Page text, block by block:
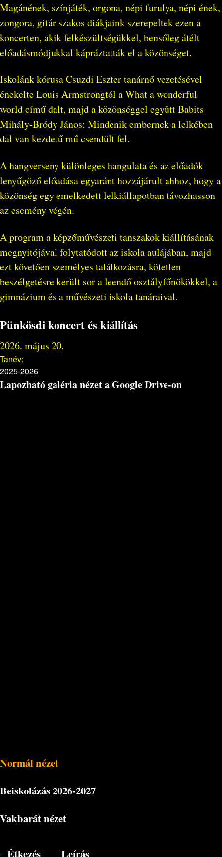
Magánének, színjáték, orgona, népi furulya, népi ének,
zongora, gitár szakos diákjaink szerepeltek ezen a
koncerten, akik felkészültségükkel, bensőleg átélt
előadásmódjukkal kápráztatták el a közönséget.
Iskolánk kórusa Csuzdi Eszter tanárnő vezetésével
énekelte Louis Armstrongtól a What a wonderful
world című dalt, majd a közönséggel együtt Babits
Mihály-Bródy János: Mindenik embernek a lelkében
dal van kezdetű mű csendült fel.
A hangverseny különleges hangulata és az előadók
lenyűgöző előadása egyaránt hozzájárult ahhoz, hogy a
közönség egy emelkedett lelkiállapotban távozhasson
az esemény végén.
A program a képzőművészeti tanszakok kiállításának
megnyitójával folytatódott az iskola aulájában, majd
ezt követően személyes találkozásra, kötetlen
beszélgetésre került sor a leendő osztályfőnökökkel, a
gimnázium és a művészeti iskola tanáraival.
Pünkösdi koncert és kiállítás
2026. május 20.
Tanév:
2025-2026
Lapozható galéria nézet a Google Drive-on
Normál nézet
Beiskolázás2026-2027
Vakbarát nézet
Étkezés Leírás